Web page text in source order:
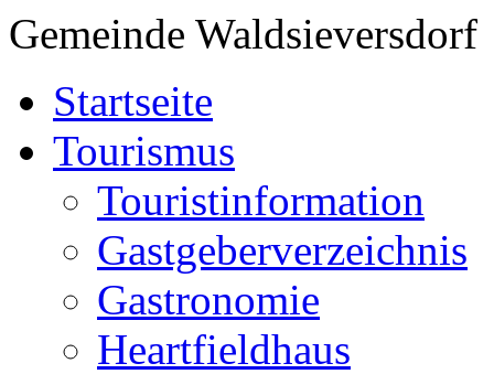
Gemeinde Waldsieversdorf
Startseite
Tourismus
Touristinformation
Gastgeberverzeichnis
Gastronomie
Heartfieldhaus